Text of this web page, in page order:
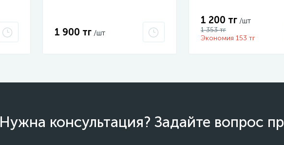
1 900 тг /шт
1 200 тг /шт
1 353 тг
Экономия 153 тг
Нужна консультация? Задайте вопрос